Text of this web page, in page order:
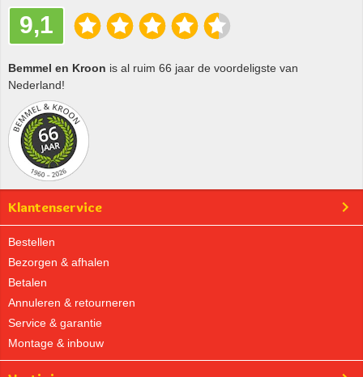
9,1
Bemmel en Kroon is al ruim 66 jaar de voordeligste van
Nederland!
Klantenservice
Bestellen
Bezorgen & afhalen
Betalen
Annuleren & retourneren
Service & garantie
Montage & inbouw